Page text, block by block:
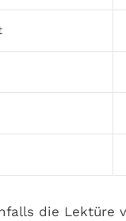
die Lektüre